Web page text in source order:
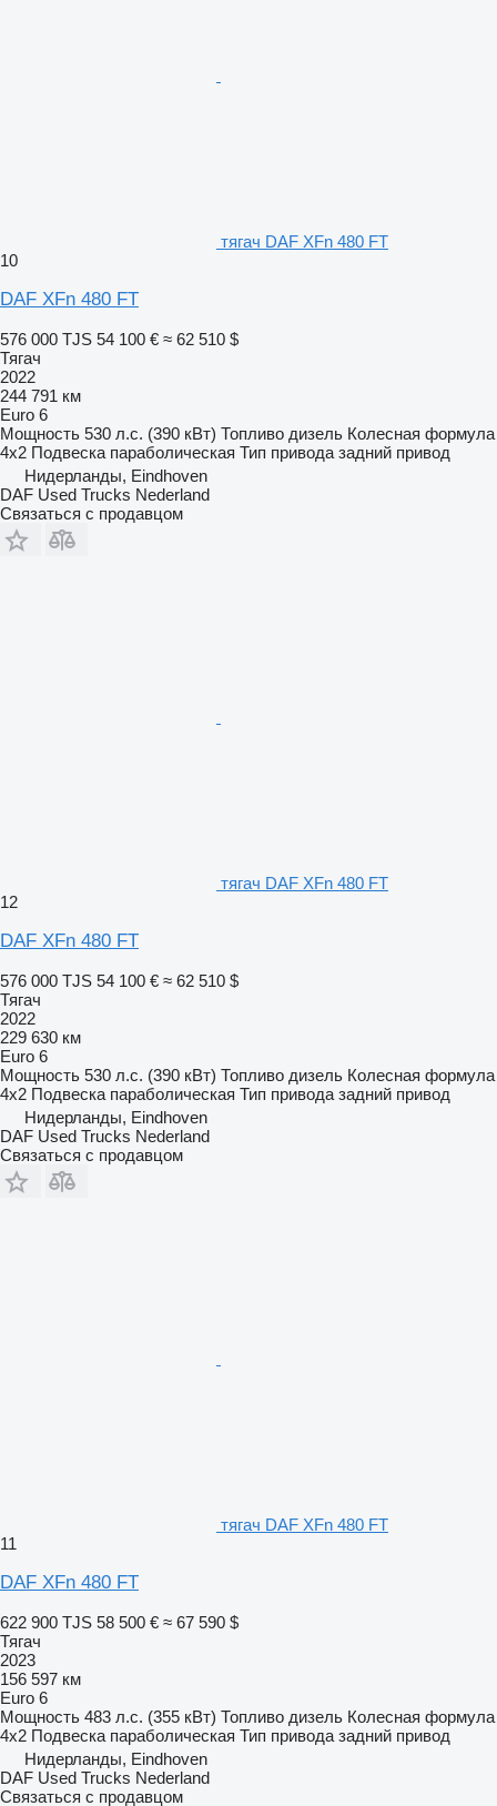
тягач DAF XFn 480 FT
10
DAF XFn 480 FT
576 000 TJS 54 100 € ≈ 62 510 $
Тягач
2022
244 791 км
Euro 6
Мощность 530 л.с. (390 кВт) Топливо дизель Колесная формула
4x2 Подвеска параболическая Тип привода задний привод
Нидерланды, Eindhoven
DAF Used Trucks Nederland
Связаться с продавцом
тягач DAF XFn 480 FT
12
DAF XFn 480 FT
576 000 TJS 54 100 € ≈ 62 510 $
Тягач
2022
229 630 км
Euro 6
Мощность 530 л.с. (390 кВт) Топливо дизель Колесная формула
4x2 Подвеска параболическая Тип привода задний привод
Нидерланды, Eindhoven
DAF Used Trucks Nederland
Связаться с продавцом
тягач DAF XFn 480 FT
11
DAF XFn 480 FT
622 900 TJS 58 500 € ≈ 67 590 $
Тягач
2023
156 597 км
Euro 6
Мощность 483 л.с. (355 кВт) Топливо дизель Колесная формула
4x2 Подвеска параболическая Тип привода задний привод
Нидерланды, Eindhoven
DAF Used Trucks Nederland
Связаться с продавцом